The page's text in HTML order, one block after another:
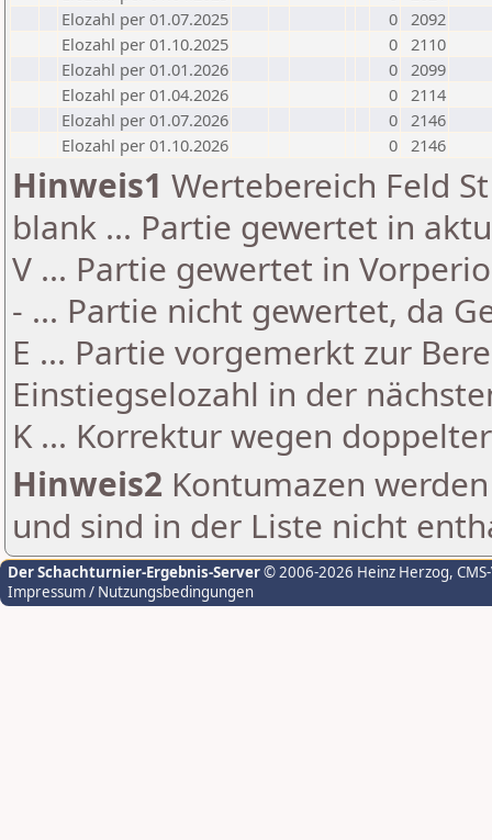
Elozahl per 01.07.2025
0 2092
Elozahl per 01.10.2025
0 2110
Elozahl per 01.01.2026
0 2099
Elozahl per 01.04.2026
0 2114
Elozahl per 01.07.2026
0 2146
Elozahl per 01.10.2026
0 2146
Hinweis1 Wertebereich Feld
blank ... Partie gewertet in
V ... Partie gewertet in
- ... Partie nicht gewertet, da
E ... Partie vorgemerkt zur
Einstiegselozahl in der
K ... Korrektur wegen
Hinweis2 Kontumazen
und sind in der Liste nicht
Der Schachturnier-Ergebnis-Server© 2006-2026 Heinz Herzog,
Impressum / Nutzungsbedingungen